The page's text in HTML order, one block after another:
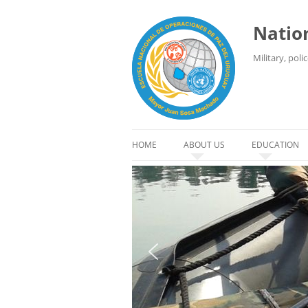
Military,
HOME ABOUT US
HISTORY
HEADQUARTERS
ORGANIZATION
AUTHORITIES
CODE OF CONDUCT
EDUCATION
DISTANCE
STUDENTS
INSTRUCTORS